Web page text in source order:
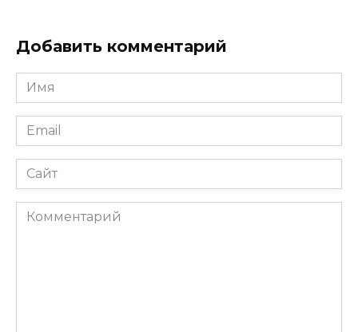
Добавить комментарий
Имя
*
Email
*
Сайт
Комментарий